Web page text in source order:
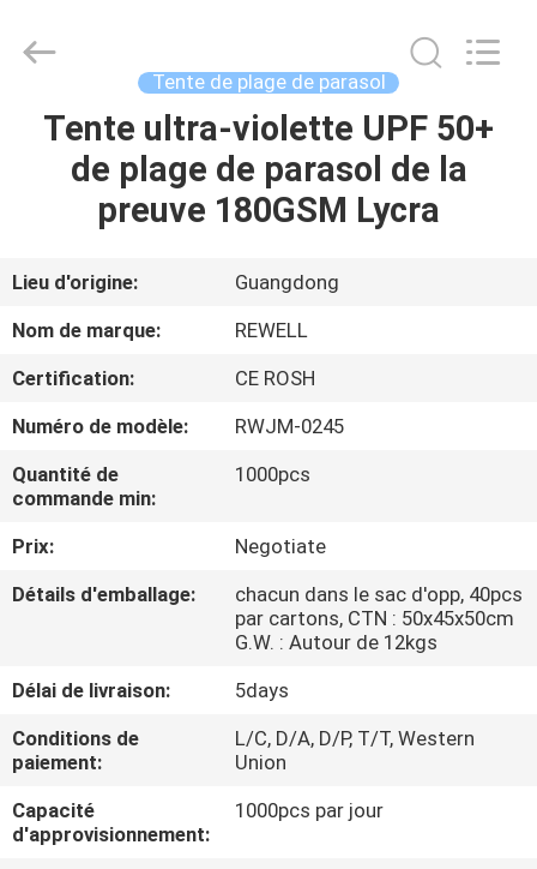
MAISON
PRODUITS
AU
SUJET
DE
VISITE
CONTRÔLE
QUALITÉ
PLAN
DU
SITE
Group
Limited.
Developed
Tente de plage de parasol
Tente ultra-violette UPF 50+
de plage de parasol de la
preuve 180GSM Lycra
Lieu d'origine:
Guangdong
Nom de marque:
REWELL
Certification:
CE ROSH
Numéro de modèle:
RWJM-0245
Quantité de
commande min:
1000pcs
Prix:
Negotiate
Détails d'emballage:
chacun dans le sac d'opp, 40pcs
par cartons, CTN : 50x45x50cm
G.W. : Autour de 12kgs
Délai de livraison:
5days
Conditions de
paiement:
L/C, D/A, D/P, T/T, Western
Union
Capacité
d'approvisionnement:
1000pcs par jour